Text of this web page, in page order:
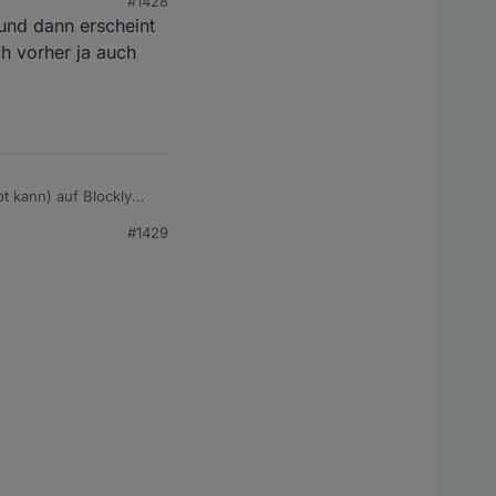
Geräte.
hat es keinen
dann erscheint
vorher ja auch
kann) auf Blockly
#1429